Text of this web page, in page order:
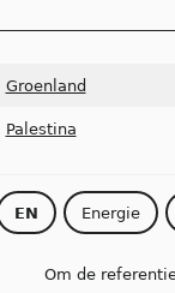
Groenland
Palestina
EN Energie
Om de